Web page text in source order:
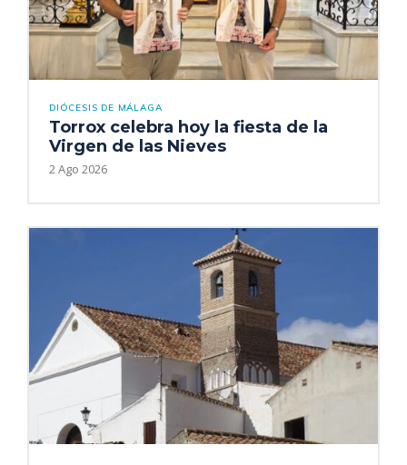
DIÓCESIS DE MÁLAGA
Torrox celebra hoy la fiesta de la
Virgen de las Nieves
2 Ago 2026